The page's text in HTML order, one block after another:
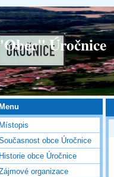
Úročnice
Místopis
obce Úročnice
Historie obce Úročnice
organizace